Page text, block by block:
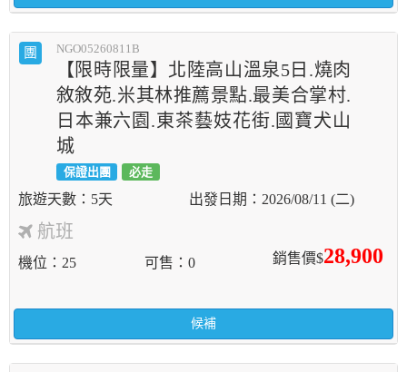
團 NGO05260811B
【限時限量】北陸高山溫泉5日.燒肉
敘敘苑.米其林推薦景點.最美合掌村.
日本兼六園.東茶藝妓花街.國寶犬山
城
保證出團 必走
5天 2026/08/11 (二)
航班
銷售價$28,900
機位 25 可售 0
候補